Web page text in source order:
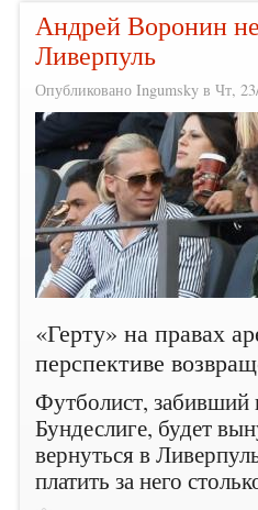
Андрей Воронин
Ливерпуль
Опубликовано Ingumsky в Чт,
«Герту» на правах
перспективе
Футболист, забивший
Бундеслиге, будет
вернуться в
платить за него